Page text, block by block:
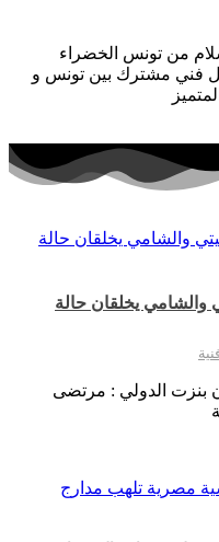
من تونس الخضراء
فني مشترك بين تونس و
والشامي يخلقان حالة
بنزت الدولي : مرتضى